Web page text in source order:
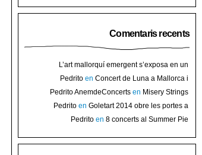
Comentaris recents
L’art mallorquí emergent s’exposa en un
carrer de Binissalem ⋆ Noticias de hoy
en
Binissalem
Pedrito en Concert de Luna a Mallorca i
sorteig d’entrades
Pedrito AnemdeConcerts en Misery Strings
presenten nou disc al Teatre Mar i Terra de
Pedrito en Goletart 2014 obre les portes a
l’art de Binissalem
Pedrito en 8 concerts al Summer Pie